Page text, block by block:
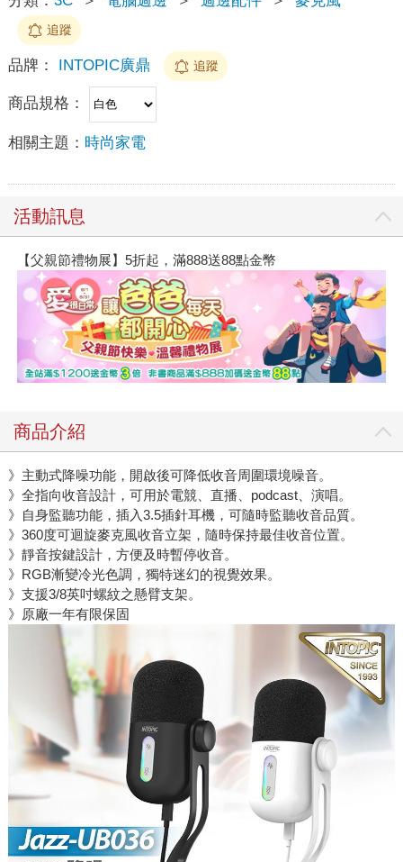
追蹤
品牌： INTOPIC廣鼎 追蹤
商品規格：
相關主題： 時尚家電
活動訊息
【父親節禮物展】5折起，滿888送88點金幣
商品介紹
》主動式降噪功能，開啟後可降低收音周圍環境噪音。
》全指向收音設計，可用於電競、直播、podcast、演唱。
》自身監聽功能，插入3.5插針耳機，可隨時監聽收音品質。
》360度可迴旋麥克風收音立架，隨時保持最佳收音位置。
》靜音按鍵設計，方便及時暫停收音。
》RGB漸變冷光色調，獨特迷幻的視覺效果。
》支援3/8英吋螺紋之懸臂支架。
》原廠一年有限保固